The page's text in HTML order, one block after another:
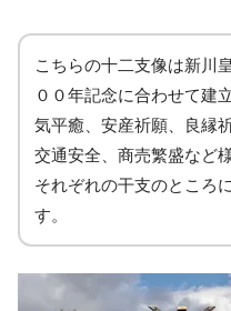
こちらの十二支像は新川
００年記念に合わせて建
気平癒、安産祈願、良縁
交通安全、商売繁盛など
それぞれの干支のところ
す。